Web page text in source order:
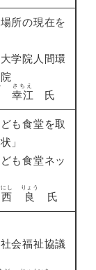
所の現在を
学院人間環
幸江
さちえ
氏
も食堂を取
」
も食堂ネッ
し
良
りょう
氏
会福祉協議